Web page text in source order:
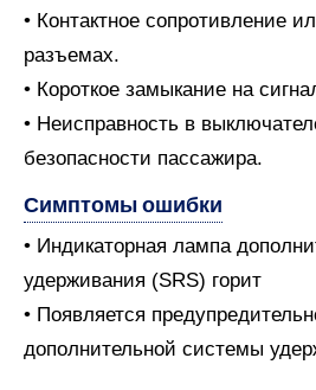
• Контактное сопротивление
разъемах.
• Короткое замыкание на
• Неисправность в
безопасности пассажира.
Симптомы ошибки
• Индикаторная лампа
удерживания (SRS) горит
• Появляется
дополнительной системы